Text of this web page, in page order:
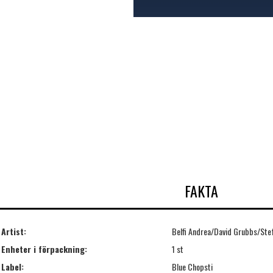
FAKTA
Artist:
Belfi Andrea/David Grubbs/
Enheter i förpackning:
1 st
Label:
Blue Chopsti